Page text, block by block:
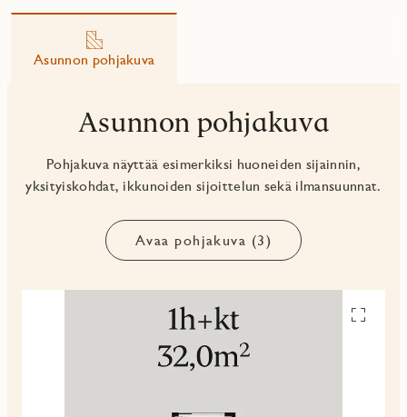
Asunnon pohjakuva
Asunnon pohjakuva
Pohjakuva näyttää esimerkiksi huoneiden sijainnin,
yksityiskohdat, ikkunoiden sijoittelun sekä ilmansuunnat.
Avaa pohjakuva (3)
Avaa